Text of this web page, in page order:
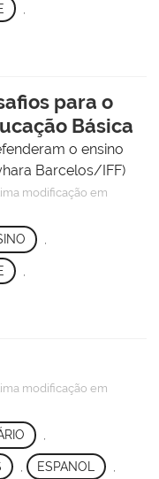
para o
Básica
o ensino
Barcelos/IFF)
modificação em
,
modificação em
,
ESPANOL